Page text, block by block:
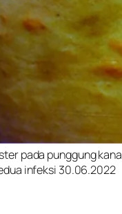
pada punggung
infeksi 30.06.2022